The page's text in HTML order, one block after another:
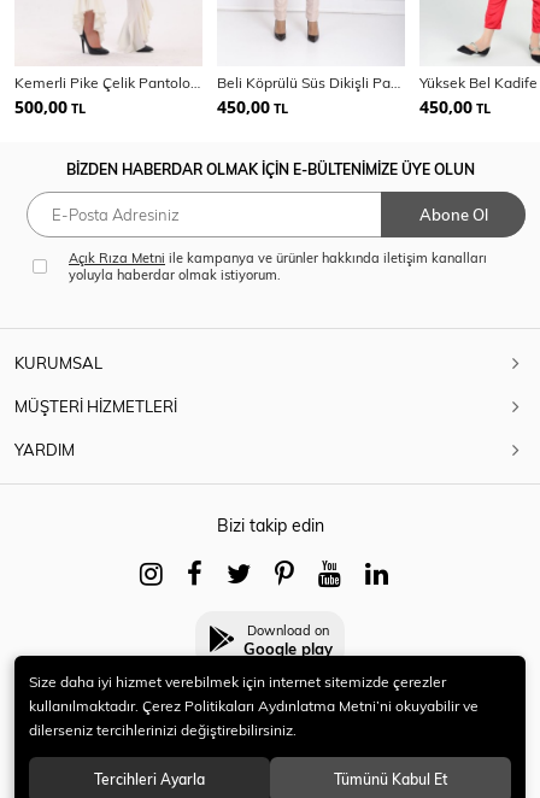
500,00 TL 450,00 TL 450,00 TL
BİZDEN HABERDAR OLMAK İÇİN E-BÜLTENİMİZE ÜYE OLUN
Abone Ol
Açık Rıza Metni ile kampanya ve ürünler hakkında iletişim kanalları
yoluyla haberdar olmak istiyorum.
KURUMSAL
MÜŞTERİ HİZMETLERİ
YARDIM
Bizi takip edin
Download on
Google play
© 2021 HERYENİ. Tüm hakları saklıdır.
Size daha iyi hizmet verebilmek için internet sitemizde çerezler
kullanılmaktadır. Çerez Politikaları Aydınlatma Metni’ni okuyabilir ve
dilerseniz tercihlerinizi değiştirebilirsiniz.
Tercihleri Ayarla Tümünü Kabul Et